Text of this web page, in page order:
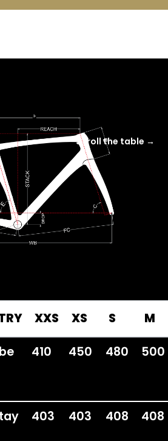
Scroll the table →
XXS XS S M
410 450 480 500
403 403 408 408